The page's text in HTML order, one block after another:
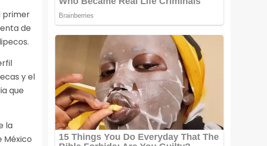
primer
de
y el
que
la
México